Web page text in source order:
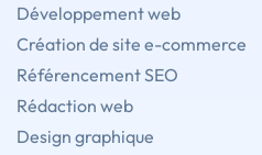
Développement web
Création de site e-commerce
Référencement SEO
Rédaction web
Design graphique